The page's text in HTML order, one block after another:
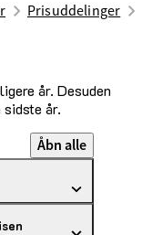
Prisuddelinger
år. Desuden
år.
Åbn alle